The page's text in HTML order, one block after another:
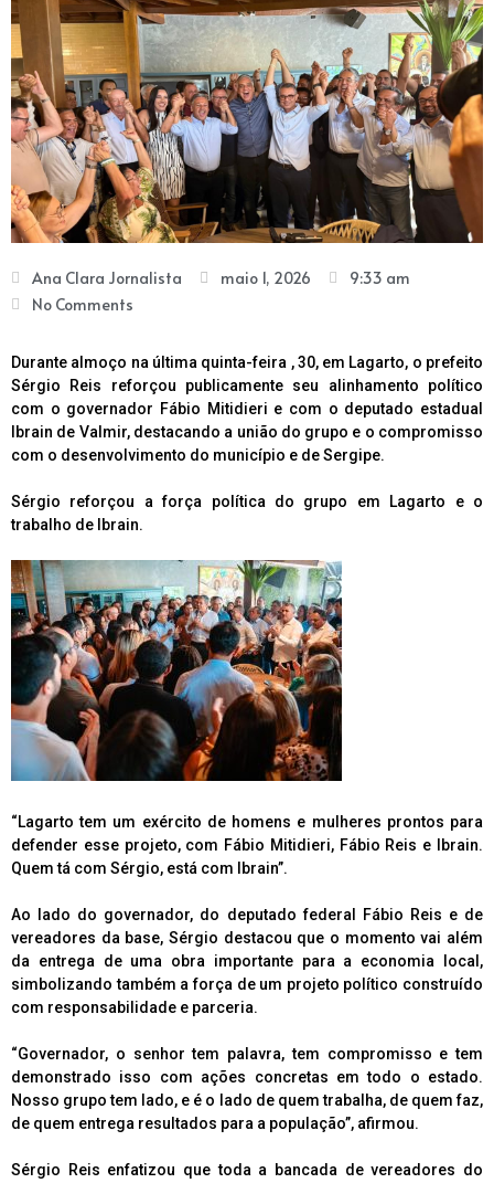
Ana Clara Jornalista maio 1, 2026
9:33 am
No Comments
Durante almoço na última quinta-feira , 30, em Lagarto, o prefeito
Sérgio Reis reforçou publicamente seu alinhamento político
com o governador Fábio Mitidieri e com o deputado estadual
Ibrain de Valmir, destacando a união do grupo e o compromisso
com o desenvolvimento do município e de Sergipe.
Sérgio reforçou a força política do grupo em Lagarto e o
trabalho de Ibrain.
“Lagarto tem um exército de homens e mulheres prontos para
defender esse projeto, com Fábio Mitidieri, Fábio Reis e Ibrain.
Quem tá com Sérgio, está com Ibrain”.
Ao lado do governador, do deputado federal Fábio Reis e de
vereadores da base, Sérgio destacou que o momento vai além
da entrega de uma obra importante para a economia local,
simbolizando também a força de um projeto político construído
com responsabilidade e parceria.
“Governador, o senhor tem palavra, tem compromisso e tem
demonstrado isso com ações concretas em todo o estado.
Nosso grupo tem lado, e é o lado de quem trabalha, de quem faz,
de quem entrega resultados para a população”, afirmou.
Sérgio Reis enfatizou que toda a bancada de vereadores do